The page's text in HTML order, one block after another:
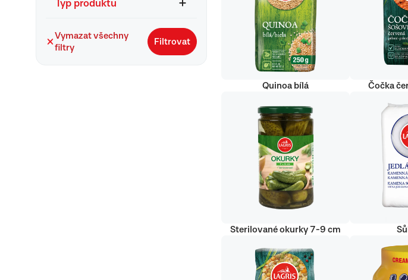
Typ produktu
Vymazat všechny
filtry
Filtrovat
Quinoa bílá Čočka
Sterilované okurky 7-9 cm